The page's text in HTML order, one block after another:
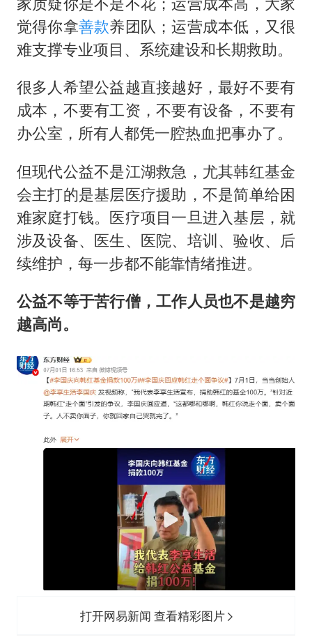
觉得你拿善款养团队；运营成本低，又很
难支撑专业项目、系统建设和长期救助。
很多人希望公益越直接越好，最好不要有
成本，不要有工资，不要有设备，不要有
办公室，所有人都凭一腔热血把事办了。
但现代公益不是江湖救急，尤其韩红基金
会主打的是基层医疗援助，不是简单给困
难家庭打钱。医疗项目一旦进入基层，就
涉及设备、医生、医院、培训、验收、后
续维护，每一步都不能靠情绪推进。
公益不等于苦行僧，工作人员也不是越穷
越高尚。
打开网易新闻 查看精彩图片